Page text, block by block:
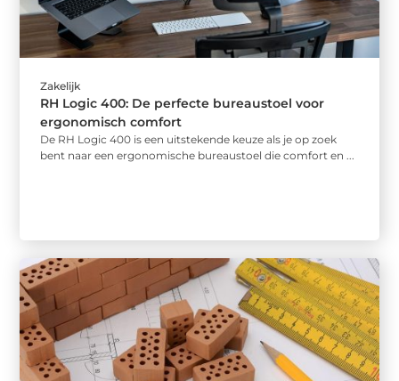
Zakelijk
RH Logic 400: De perfecte bureaustoel voor
ergonomisch comfort
De RH Logic 400 is een uitstekende keuze als je op zoek
bent naar een ergonomische bureaustoel die comfort en ...